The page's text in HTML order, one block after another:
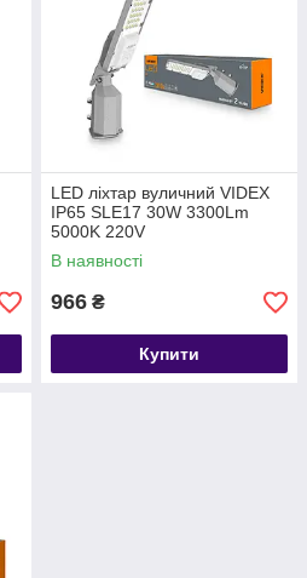
LED ліхтар вуличний VIDEX
IP65 SLE17 30W 3300Lm
5000K 220V
В наявності
966 ₴
Купити